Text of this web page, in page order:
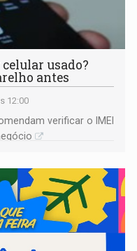
usado?
antes
12:00
verificar o IMEI